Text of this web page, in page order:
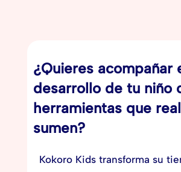
¿Quieres acompañar
desarrollo de tu niño
herramientas que
sumen?
Kokoro Kids transforma su